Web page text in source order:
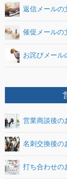
返信メールの
催促メールの
お詫びメール
営業商談後の
名刺交換後の
打ち合わせの